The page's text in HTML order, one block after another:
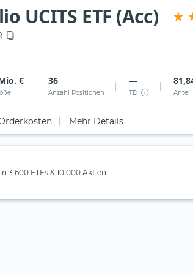
UCITS ETF (Acc)
€ 36
Anzahl Positionen
—
TD Anteil
Mehr Details
3.600 ETFs & 10.000 Aktien.